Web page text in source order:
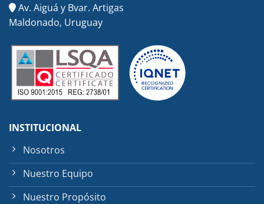
Av. Aiguá y Bvar. Artigas
Maldonado, Uruguay
INSTITUCIONAL
Nosotros
Nuestro Equipo
Nuestro Propósito